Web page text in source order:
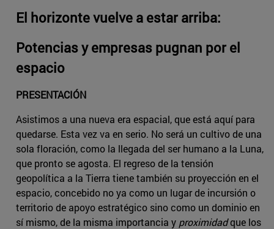
El horizonte vuelve a estar arriba:
Potencias y empresas pugnan por el
espacio
PRESENTACIÓN
Asistimos a una nueva era espacial, que está aquí para
quedarse. Esta vez va en serio. No será un cultivo de una
sola floración, como la llegada del ser humano a la Luna,
que pronto se agosta. El regreso de la tensión
geopolítica a la Tierra tiene también su proyección en el
espacio, concebido no ya como un lugar de incursión o
territorio de apoyo estratégico sino como un dominio en
sí mismo, de la misma importancia y proximidadque los